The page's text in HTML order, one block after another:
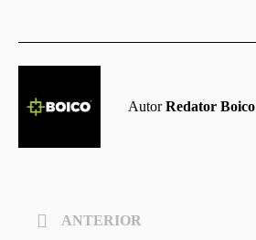
AutorRedator Boico
ANTERIOR